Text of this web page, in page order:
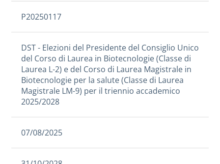
P20250117
DST - Elezioni del Presidente del Consiglio Unico
del Corso di Laurea in Biotecnologie (Classe di
Laurea L-2) e del Corso di Laurea Magistrale in
Biotecnologie per la salute (Classe di Laurea
Magistrale LM-9) per il triennio accademico
2025/2028
07/08/2025